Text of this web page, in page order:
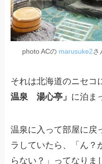
photo ACの marusuke2さ
それは北海道のニセコ
温泉 湯心亭」 に泊ま
温泉に入って部屋に
ラしていたら、「ん？
らない？」ってなりま